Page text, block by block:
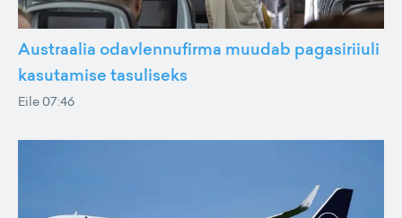
Austraalia odavlennufirma muudab pagasiriiuli
kasutamise tasuliseks
Eile 07:46